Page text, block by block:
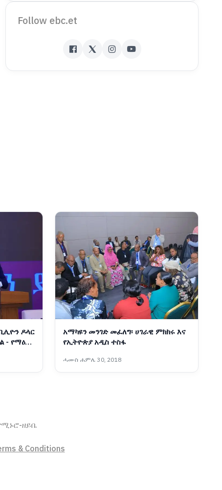
Follow ebc.et
ዶላር
- የማዕድን
አማካዩን መንገድ መፈለግ፡ ሀገራዊ ምክክሩ እና
የኢትዮጵያ አዲስ ተስፋ
ሓሙስ ሐምሌ 30, 2018
ኑሮ-ዘይቤ
& Conditions